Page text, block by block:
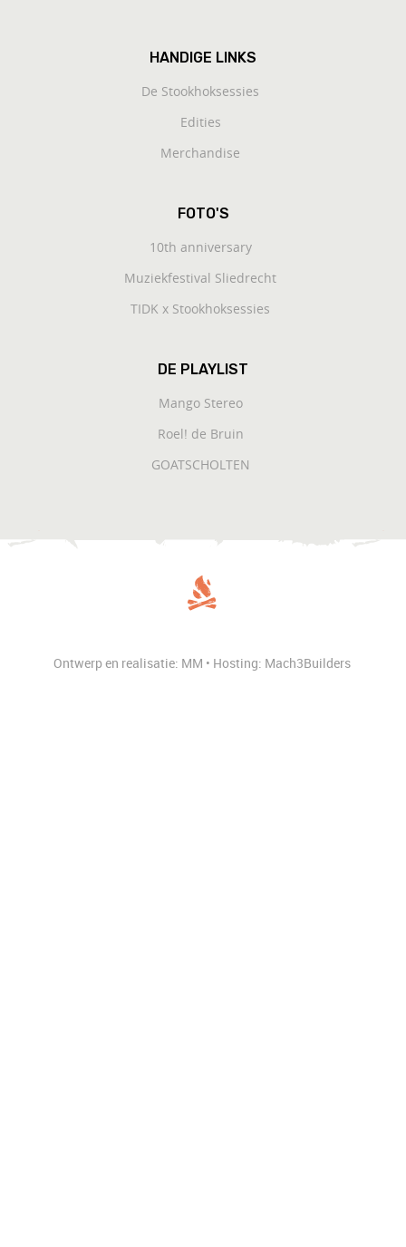
HANDIGE LINKS
De Stookhoksessies
Edities
Merchandise
FOTO'S
10th anniversary
Muziekfestival Sliedrecht
TIDK x Stookhoksessies
DE PLAYLIST
Mango Stereo
Roel! de Bruin
GOATSCHOLTEN
Ontwerp en realisatie: MM • Hosting: Mach3Builders